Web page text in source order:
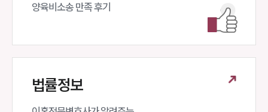
소식/자료
언론보도
공지사항
양육비소송 만족 후기
법률정보